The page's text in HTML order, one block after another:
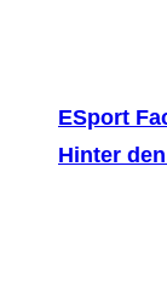
ESport
Hinter